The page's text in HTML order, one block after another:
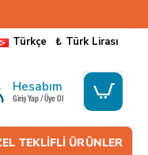
Türkçe ₺ Türk Lirası
Hesabım
Giriş Yap / Üye Ol
TEKLIFLI ÜRÜNLER